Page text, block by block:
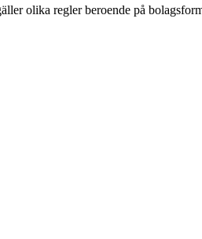
olika regler beroende på